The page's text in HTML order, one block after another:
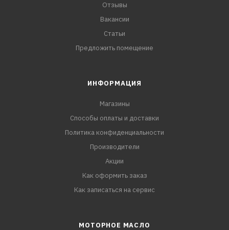
Отзывы
Вакансии
Статьи
Предложить помещение
ИНФОРМАЦИЯ
Магазины
Способы оплаты и доставки
Политика конфиденциальности
Производители
Акции
Как оформить заказ
Как записаться на сервис
МОТОРНОЕ МАСЛО